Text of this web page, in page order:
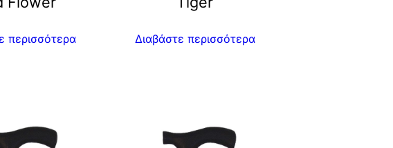
περισσότερα Διαβάστε περισσότερα